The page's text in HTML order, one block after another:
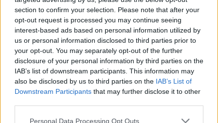
section to confirm your selection. Please note that after your
opt-out request is processed you may continue seeing
interest-based ads based on personal information utilized by
us or personal information disclosed to third parties prior to
your opt-out. You may separately opt-out of the further
disclosure of your personal information by third parties on the
IAB’s list of downstream participants. This information may
also be disclosed by us to third parties on the IAB’s List of
Downstream Participants that may further disclose it to other
Personal Data Processing Opt Outs
Červený chce peníze ušetřené za rekultivaci rozdělit
obcím podle původní dohody
5.8.2026 01:29 (ČTK)
Diskuse: 2
Ministr životního prostředí
Igor Červený (Motoristé) chce
peníze, které Severní
energetická ušetřila na
rekultivacích hnědouhelného
lomu ČSA na Mostecku, rozdělit obcím podle původní dohody.